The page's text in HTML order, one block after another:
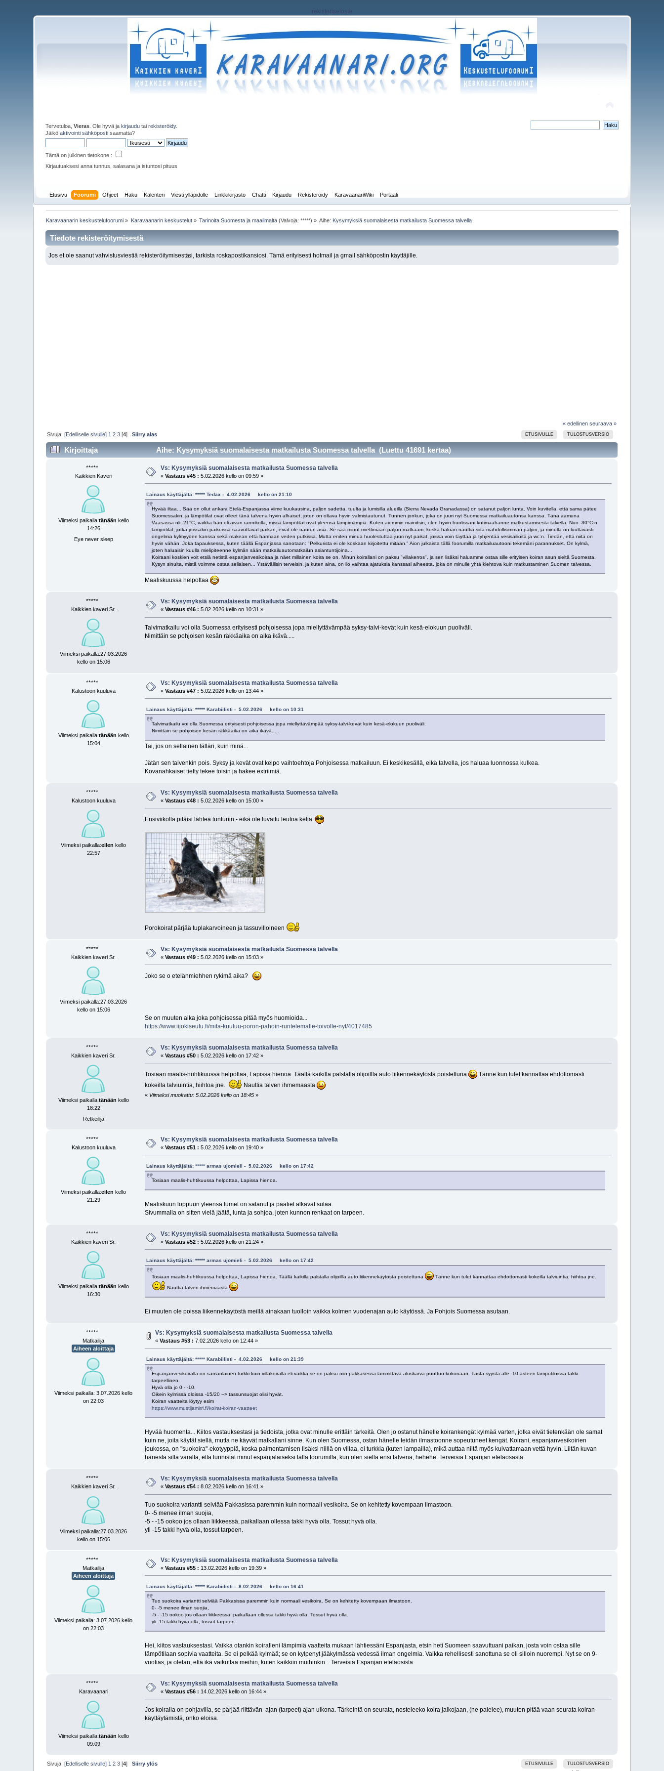
rekisteriseloste
Tervetuloa,Vieras . Ole hyvä jakirjaudu tairekisteröidy.
Jäiköaktivointi sähköposti saamatta?
Tämä on julkinen tietokone :
Kirjautuaksesi anna tunnus, salasana ja istuntosi pituus
Etusivu Foorumi Ohjeet Haku Kalenteri Viesti ylläpidolle Linkkikirjasto Chatti Kirjaudu Rekisteröidy KaravaanariWiki Portaali
Karavaanarin keskustelufoorumi » Karavaanarin keskustelut» Tarinoita Suomesta ja maailmalta (Valvoja: *****) » Aihe: Kysymyksiä suomalaisesta matkailusta Suomessa talvella
Tiedote rekisteröitymisestä
Jos et ole saanut vahvistusviestiä rekisteröitymisestäsi, tarkista roskapostikansiosi. Tämä erityisesti hotmail ja gmail sähköpostin käyttäjille.
« edellinen seuraava »
ETUSIVULLE TULOSTUSVERSIO
Sivuja: [Edelliselle sivulle] 1 2 3 [4]Siirry alas
Kirjoittaja Aihe: Kysymyksiä suomalaisesta matkailusta Suomessa talvella (Luettu 41691 kertaa)
*****
Kaikkien Kaveri
Viimeksi paikalla:tänään kello
14:26
Eye never sleep
Vs: Kysymyksiä suomalaisesta matkailusta Suomessa talvella
«Vastaus #45 : 5.02.2026 kello on 09:59 »
Lainaus käyttäjältä: ***** Tedax - 4.02.2026 kello on 21:10
Hyvää iltaa... Sää on ollut ankara Etelä-Espanjassa viime kuukausina, paljon sadetta, tuulta ja lumisilla alueilla (Sierra Nevada Granadassa) on satanut paljon lunta. Voin kuvitella, että sama pätee
Suomessakin, ja lämpötilat ovat olleet tänä talvena hyvin alhaiset, joten on oltava hyvin valmistautunut. Tunnen jonkun, joka on juuri nyt Suomessa matkailuautonsa kanssa. Tänä aamuna
Vaasassa oli -21°C, vaikka hän oli aivan rannikolla, missä lämpötilat ovat yleensä lämpimämpiä. Kuten aiemmin mainitsin, olen hyvin huolissani kotimaahanne matkustamisesta talvella. Nuo -30°C:n
lämpötilat, jotka joissakin paikoissa saavuttavat paikan, eivät ole naurun asia. Se saa minut miettimään paljon matkaani, koska haluan nauttia siitä mahdollisimman paljon, ja minulla on luultavasti
ongelmia kylmyyden kanssa sekä makean että harmaan veden putkissa. Mutta eniten minua huolestuttaa juuri nyt paikat, joissa voin täyttää ja tyhjentää vesisäiliöitä ja wc:n. Tiedän, että niitä on
hyvin vähän. Joka tapauksessa, kuten täällä Espanjassa sanotaan: "Pelkurista ei ole koskaan kirjoitettu mitään." Aion julkaista tällä foorumilla matkailuautooni tekemäni parannukset. On kylmä,
joten haluaisin kuulla mielipiteenne kylmän sään matkailuautomatkailun asiantuntijoina...
Koiraani koskien voit etsiä netistä espanjanvesikoiraa ja näet millainen koira se on. Minun koirallani on paksu "villakerros", ja sen lisäksi haluamme ostaa sille erityisen koiran asun sieltä Suomesta.
Kysyn sinulta, mistä voimme ostaa sellaisen... Ystävällisin terveisin, ja kuten aina, on ilo vaihtaa ajatuksia kanssasi aiheesta, joka on minulle yhtä kiehtova kuin matkustaminen Suomen talvessa.
Maaliskuussa helpottaa
*****
Kaikkien kaveri Sr.
Viimeksi paikalla:27.03.2026
kello on 15:06
Vs: Kysymyksiä suomalaisesta matkailusta Suomessa talvella
«Vastaus #46 : 5.02.2026 kello on 10:31 »
Talvimatkailu voi olla Suomessa erityisesti pohjoisessa jopa miellyttävämpää syksy-talvi-kevät kuin kesä-elokuun puoliväli.
Nimittäin se pohjoisen kesän räkkäaika on aika ikävä.....
*****
Kalustoon kuuluva
Viimeksi paikalla:tänään kello
15:04
Vs: Kysymyksiä suomalaisesta matkailusta Suomessa talvella
«Vastaus #47 : 5.02.2026 kello on 13:44 »
Lainaus käyttäjältä: ***** Karabiilisti - 5.02.2026 kello on 10:31
Talvimatkailu voi olla Suomessa erityisesti pohjoisessa jopa miellyttävämpää syksy-talvi-kevät kuin kesä-elokuun puoliväli.
Nimittäin se pohjoisen kesän räkkäaika on aika ikävä.....
Tai, jos on sellainen lälläri, kuin minä...
Jätän sen talvenkin pois. Syksy ja kevät ovat kelpo vaihtoehtoja Pohjoisessa matkailuun. Ei keskikesällä, eikä talvella, jos haluaa luonnossa kulkea.
Kovanahkaiset tietty tekee toisin ja hakee extriimiä.
*****
Kalustoon kuuluva
Viimeksi paikalla:eilen kello
22:57
Vs: Kysymyksiä suomalaisesta matkailusta Suomessa talvella
«Vastaus #48 : 5.02.2026 kello on 15:00 »
Ensiviikolla pitäisi lähteä tunturiin - eikä ole luvattu leutoa keliä
Porokoirat pärjää tuplakarvoineen ja tassuvilloineen
*****
Kaikkien kaveri Sr.
Viimeksi paikalla:27.03.2026
kello on 15:06
Vs: Kysymyksiä suomalaisesta matkailusta Suomessa talvella
«Vastaus #49 : 5.02.2026 kello on 15:03 »
Joko se o etelänmiehhen rykimä aika?
Se on muuten aika joka pohjoisessa pitää myös huomioida...
https://www.iijokiseutu.fi/mita-kuuluu-poron-pahoin-runtelemalle-toivolle-nyt/4017485
*****
Kaikkien kaveri Sr.
Viimeksi paikalla:tänään kello
18:22
Retkeilijä
Vs: Kysymyksiä suomalaisesta matkailusta Suomessa talvella
«Vastaus #50 : 5.02.2026 kello on 17:42 »
Tosiaan maalis-huhtikuussa helpottaa, Lapissa hienoa. Täällä kaikilla palstalla olijoillla auto liikennekäytöstä poistettuna
Tänne kun tulet kannattaa ehdottomasti
kokeilla talviuintia, hiihtoa jne.
Nauttia talven ihmemaasta
« Viimeksi muokattu: 5.02.2026 kello on 18:45 »
*****
Kalustoon kuuluva
Viimeksi paikalla:eilen kello
21:29
Vs: Kysymyksiä suomalaisesta matkailusta Suomessa talvella
«Vastaus #51 : 5.02.2026 kello on 19:40 »
Lainaus käyttäjältä: ***** armas ujomieli - 5.02.2026 kello on 17:42
Tosiaan maalis-huhtikuussa helpottaa, Lapissa hienoa.
Maaliskuun loppuun yleensä lumet on satanut ja päätiet alkavat sulaa.
Sivummalla on sitten vielä jäätä, lunta ja sohjoa, joten kunnon renkaat on tarpeen.
*****
Kaikkien kaveri Sr.
Viimeksi paikalla:tänään kello
16:30
Vs: Kysymyksiä suomalaisesta matkailusta Suomessa talvella
«Vastaus #52 : 5.02.2026 kello on 21:24 »
Lainaus käyttäjältä: ***** armas ujomieli - 5.02.2026 kello on 17:42
Tosiaan maalis-huhtikuussa helpottaa, Lapissa hienoa. Täällä kaikilla palstalla olijoillla auto liikennekäytöstä poistettuna
Tänne kun tulet kannattaa ehdottomasti kokeilla talviuintia, hiihtoa jne.
Nauttia talven ihmemaasta
Ei muuten ole poissa liikennekäytöstä meillä ainakaan tuolloin vaikka kolmen vuodenajan auto käytössä. Ja Pohjois Suomessa asutaan.
*****
Matkailija
Aiheen aloittaja
Viimeksi paikalla: 3.07.2026 kello
on 22:03
Vs: Kysymyksiä suomalaisesta matkailusta Suomessa talvella
«Vastaus #53 : 7.02.2026 kello on 12:44 »
Lainaus käyttäjältä: ***** Karabiilisti - 4.02.2026 kello on 21:39
Espanjanvesikoiralla on samanlainen turkki kuin villakoiralla eli vaikka se on paksu niin pakkasessa lämmittävä aluskarva puuttuu kokonaan. Tästä syystä alle -10 asteen lämpötiloissa takki
tarpeellinen.
Hyvä olla jo 0 - -10.
Oikein kylmissä oloissa -15/20 --> tassunsuojat olisi hyvät.
Koiran vaatteita löytyy esim
https://www.mustijamirri.fi/koirat-koiran-vaatteet
Hyvää huomenta... Kiitos vastauksestasi ja tiedoista, jotka ovat minulle erittäin tärkeitä. Olen jo ostanut hänelle koirankengät kylmää varten, jotka eivät tietenkään ole samat
kuin ne, joita käytät siellä, mutta ne käyvät matkallani sinne. Kun olen Suomessa, ostan hänelle teidän ilmastoonne sopeutuneet kengät. Koirani, espanjanvesikoirien
joukossa, on "suokoira"-ekotyyppiä, koska paimentamisen lisäksi niillä on villaa, ei turkkia (kuten lampailla), mikä auttaa niitä myös kuivattamaan vettä hyvin. Liitän kuvan
hänestä siltä varalta, että tunnistat minut espanjalaiseksi tällä foorumilla, kun olen siellä ensi talvena, hehehe. Terveisiä Espanjan eteläosasta.
*****
Kaikkien kaveri Sr.
Viimeksi paikalla:27.03.2026
kello on 15:06
Vs: Kysymyksiä suomalaisesta matkailusta Suomessa talvella
«Vastaus #54 : 8.02.2026 kello on 16:41 »
Tuo suokoira variantti selviää Pakkasissa paremmin kuin normaali vesikoira. Se on kehitetty kovempaan ilmastoon.
0- -5 menee ilman suojia,
-5 - -15 ookoo jos ollaan liikkeessä, paikallaan ollessa takki hyvä olla. Tossut hyvä olla.
yli -15 takki hyvä olla, tossut tarpeen.
*****
Matkailija
Aiheen aloittaja
Viimeksi paikalla: 3.07.2026 kello
on 22:03
Vs: Kysymyksiä suomalaisesta matkailusta Suomessa talvella
«Vastaus #55 : 13.02.2026 kello on 19:39 »
Lainaus käyttäjältä: ***** Karabiilisti - 8.02.2026 kello on 16:41
Tuo suokoira variantti selviää Pakkasissa paremmin kuin normaali vesikoira. Se on kehitetty kovempaan ilmastoon.
0- -5 menee ilman suojia,
-5 - -15 ookoo jos ollaan liikkeessä, paikallaan ollessa takki hyvä olla. Tossut hyvä olla.
yli -15 takki hyvä olla, tossut tarpeen.
Hei, kiitos vastauksestasi. Vaikka otankin koiralleni lämpimiä vaatteita mukaan lähtiessäni Espanjasta, etsin heti Suomeen saavuttuani paikan, josta voin ostaa sille
lämpötilaan sopivia vaatteita. Se ei pelkää kylmää; se on kylpenyt jääkylmässä vedessä ilman ongelmia. Vaikka rehellisesti sanottuna se oli silloin nuorempi. Nyt se on 9-
vuotias, ja oletan, että ikä vaikuttaa meihin, kuten kaikkiin muihinkin... Terveisiä Espanjan eteläosista.
*****
Karavaanari
Viimeksi paikalla:tänään kello
09:09
Vs: Kysymyksiä suomalaisesta matkailusta Suomessa talvella
«Vastaus #56 : 14.02.2026 kello on 16:44 »
Jos koiralla on pohjavilla, se pärjää riittävän ajan (tarpeet) ajan ulkona. Tärkeintä on seurata, nosteleeko koira jalkojaan, (ne palelee), muuten pitää vaan seurata koiran
käyttäytämistä, onko eloisa.
ETUSIVULLE TULOSTUSVERSIO
Sivuja: [Edelliselle sivulle] 1 2 3 [4]Siirry ylös